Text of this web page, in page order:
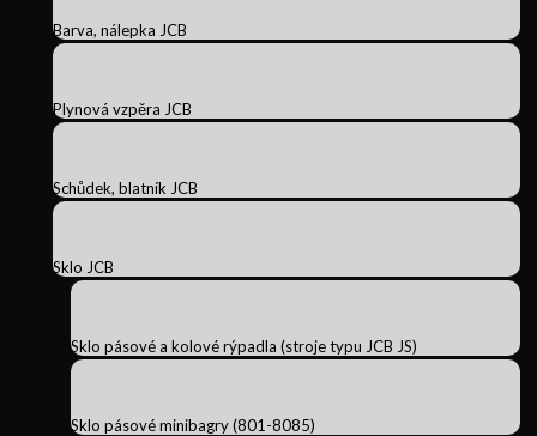
Barva, nálepka JCB
Plynová vzpěra JCB
Schůdek, blatník JCB
Sklo JCB
Sklo pásové a kolové rýpadla (stroje typu JCB JS)
Sklo pásové minibagry (801-8085)